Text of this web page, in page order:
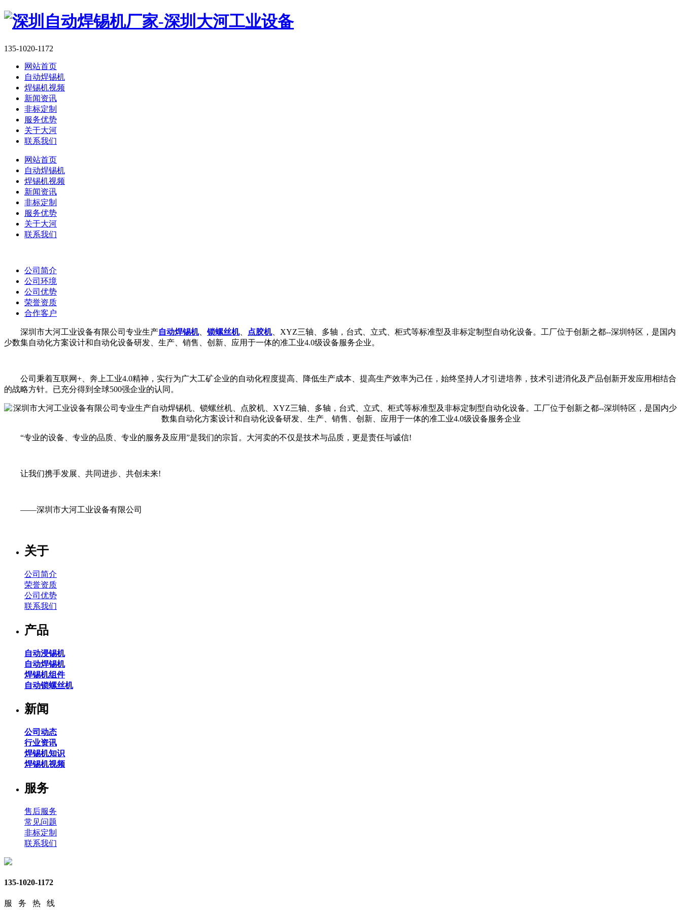
135-1020-1172
网站首页
自动焊锡机
焊锡机视频
新闻资讯
非标定制
服务优势
关于大河
联系我们
网站首页
自动焊锡机
焊锡机视频
新闻资讯
非标定制
服务优势
关于大河
联系我们
公司简介
公司环境
公司优势
荣誉资质
合作客户
深圳市大河工业设备有限公司专业生产自动焊锡机、锁螺丝机、 点胶机、XYZ三轴、多轴，台式、立式、柜式等标准型及非标定制型自动化设备。工厂位于创新之都--深圳特区，是国内
少数集自动化方案设计和自动化设备研发、生产、销售、创新、应用于一体的准工业4.0级设备服务企业。
公司秉着互联网+、奔上工业4.0精神，实行为广大工矿企业的自动化程度提高、降低生产成本、提高生产效率为己任，始终坚持人才引进培养，技术引进消化及产品创新开发应用相结合
的战略方针。已充分得到全球500强企业的认同。
“专业的设备、专业的品质、专业的服务及应用”是我们的宗旨。大河卖的不仅是技术与品质，更是责任与诚信!
让我们携手发展、共同进步、共创未来!
——深圳市大河工业设备有限公司
关于
公司简介
荣誉资质
公司优势
联系我们
产品
自动浸锡机
自动焊锡机
焊锡机组件
自动锁螺丝机
新闻
公司动态
行业资讯
焊锡机知识
焊锡机视频
服务
售后服务
常见问题
非标定制
联系我们
135-1020-1172
服 务 热 线